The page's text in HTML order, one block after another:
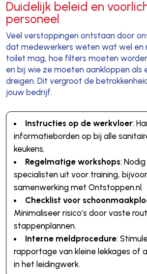
Duidelijk beleid en
personeel
Veel verstoppingen ontstaan door
dat medewerkers weten wat wel en
toilet mag, hoe filters moeten
en bij wie ze moeten aankloppen als
dreigen. Dit vergroot de
jouw bedrijf.
Instructies op de werkvloer:
informatieborden op bij alle
keukens.
Regelmatige workshops:
specialisten uit voor training,
samenwerking met Ontstoppen.nl.
Checklist voor
Minimaliseer risico’s door vaste
stappenplannen.
Interne meldprocedure:
rapportage van kleine lekkages of
in het leidingwerk.